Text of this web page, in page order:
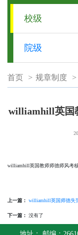
校级
院级
首页 > 规章制度 >
williamhill英国
williamhill英国教师师德师风考
上一篇： williamhill英国师德失
下一篇： 没有了